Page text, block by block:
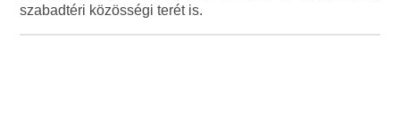
szabadtéri közösségi terét is.